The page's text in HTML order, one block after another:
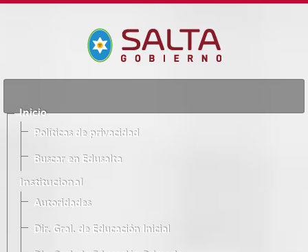
Inicio
Políticas de privacidad
Buscar en Edusalta
Institucional
Autoridades
Dir. Gral. de Educación Inicial